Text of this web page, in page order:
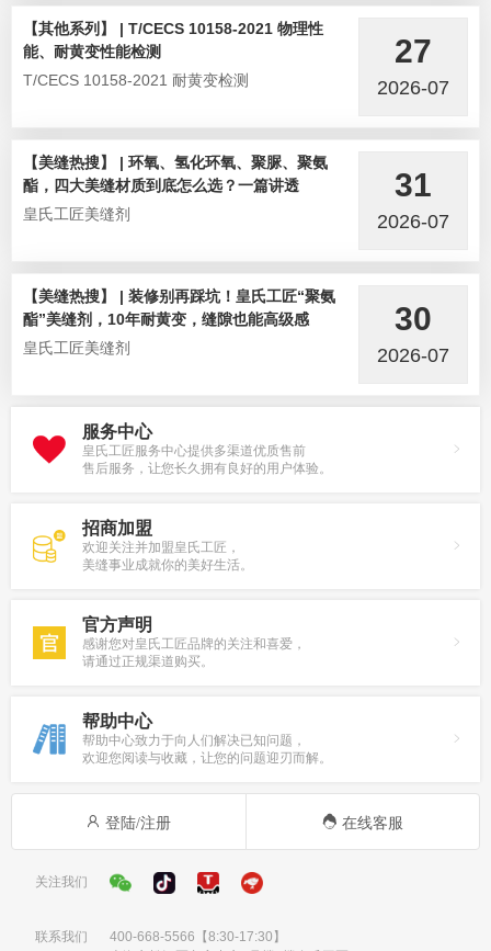
【其他系列】 | T/CECS 10158-2021 物理性
能、耐黄变性能检测
T/CECS 10158-2021 耐黄变检测
27
2026-07
【美缝热搜】 | 环氧、氢化环氧、聚脲、聚氨
酯，四大美缝材质到底怎么选？一篇讲透
皇氏工匠美缝剂
31
2026-07
【美缝热搜】 | 装修别再踩坑！皇氏工匠“聚氨
酯”美缝剂，10年耐黄变，缝隙也能高级感
皇氏工匠美缝剂
30
2026-07
服务中心
皇氏工匠服务中心提供多渠道优质售前
售后服务，让您长久拥有良好的用户体验。
招商加盟
欢迎关注并加盟皇氏工匠，
美缝事业成就你的美好生活。
官方声明
感谢您对皇氏工匠品牌的关注和喜爱，
请通过正规渠道购买。
帮助中心
帮助中心致力于向人们解决已知问题，
欢迎您阅读与收藏，让您的问题迎刃而解。
登陆/注册 在线客服
关注我们
联系我们 400-668-5566 【8:30-17:30】